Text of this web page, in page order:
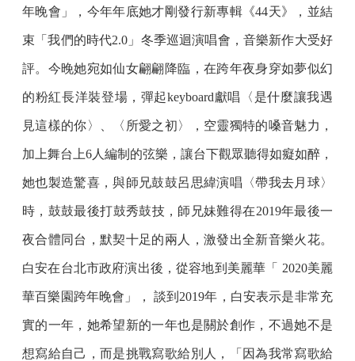
年晚會」，今年年底她才剛發行新專輯《44天》，並結
束「我們的時代2.0」冬季巡迴演唱會，音樂新作大受好
評。今晚她宛如仙女翩翩降臨，在跨年夜身穿如夢似幻
的粉紅長洋裝登場，彈起keyboard獻唱〈是什麼讓我遇
見這樣的你〉、〈所愛之初〉，空靈獨特的嗓音魅力，
加上舞台上6人編制的弦樂，讓台下觀眾聽得如癡如醉，
她也製造驚喜，與師兄鼓鼓呂思緯演唱〈帶我去月球〉
時，鼓鼓最後打鼓秀鼓技，師兄妹難得在2019年最後一
夜合體同台，默契十足的兩人，激發出全新音樂火花。
白安在台北市政府演出後，從容地到美麗華「 2020美麗
華百樂園跨年晚會」， 談到2019年，白安表示是非常充
實的一年，她希望新的一年也是關於創作，不過她不是
想寫給自己，而是挑戰寫歌給別人，「因為我常寫歌給